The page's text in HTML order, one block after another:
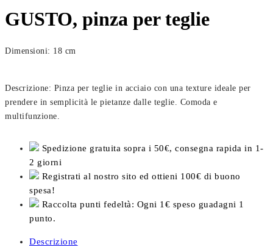
GUSTO, pinza per teglie
Dimensioni: 18 cm
Descrizione: Pinza per teglie in acciaio con una texture ideale per
prendere in semplicità le pietanze dalle teglie. Comoda e
multifunzione.
Spedizione gratuita sopra i 50€, consegna rapida in 1-
2 giorni
Registrati al nostro sito ed ottieni 100€ di buono
spesa!
Raccolta punti fedeltà: Ogni 1€ speso guadagni 1
punto.
Descrizione